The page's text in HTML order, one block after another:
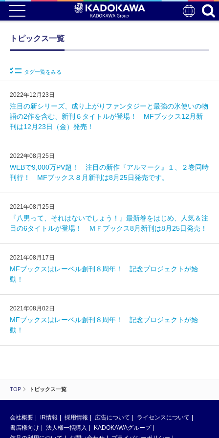
TOP トピックス一覧
トピックス一覧
タグ一覧をみる
2022年12月23日
注目の新シリーズ、成り上がりファンタジーと最強の氷使いの物
語の2作を含む、新刊６タイトルが登場！ MFブックス12月新
刊は12月23日（金）発売！
2022年08月25日
WEBで9,000万PV超！ 注目の新作『アルマーク』１、２巻同時
刊行！ MFブックス８月新刊は8月25日発売です。
2021年08月25日
『八男って、それはないでしょう！』最新巻をはじめ、人気＆注
目の6タイトルが登場！ ＭＦブックス8月新刊は8月25日発売！
2021年08月17日
MFブックスはレーベル創刊８周年！ 記念プロジェクトが始
動！
2021年08月02日
MFブックスはレーベル創刊８周年！ 記念プロジェクトが始
動！
会社概要 IR情報 採用情報 広告について
ライセンスについて
書店様向け
法人様一括購入
KADOKAWAグループ